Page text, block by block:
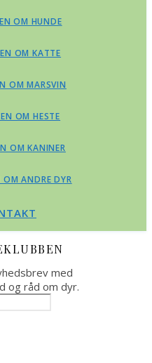
OM HUNDE
OM KATTE
OM MARSVIN
OM HESTE
OM KANINER
OM ANDRE DYR
med
og råd om dyr.